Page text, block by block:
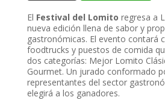
El Festival del Lomito regresa a
nueva edición llena de sabor y
gastronómicas. El evento contará
foodtrucks y puestos de comida
dos categorías: Mejor Lomito
Gourmet. Un jurado conformado
representantes del sector
elegirá a los ganadores.